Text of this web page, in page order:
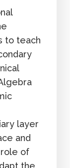
to teach
layer
and
of
the